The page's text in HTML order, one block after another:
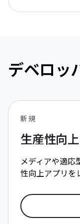
デベロッ
新規
生産性向
メディアや適応
性向上アプリを